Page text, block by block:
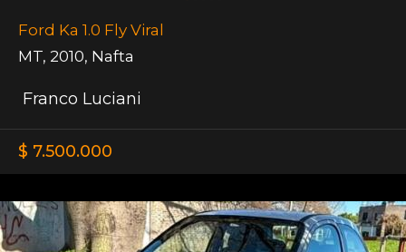
Ford Ka 1.0 Fly Viral
MT, 2010, Nafta
Franco Luciani
$ 7.500.000